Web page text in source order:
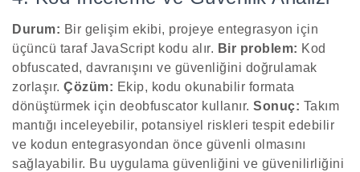
Durum: Bir gelişim ekibi, projeye entegrasyon için
üçüncü taraf JavaScript kodu alır. Bir problem: Kod
obfuscated, davranışını ve güvenliğini doğrulamak
zorlaşır. Çözüm: Ekip, kodu okunabilir formata
dönüştürmek için deobfuscator kullanır. Sonuç: Takım
mantığı inceleyebilir, potansiyel riskleri tespit edebilir
ve kodun entegrasyondan önce güvenli olmasını
sağlayabilir. Bu uygulama güvenliğini ve güvenilirliğini